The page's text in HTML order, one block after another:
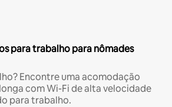
para trabalho para nômades
Encontre uma acomodação
com Wi-Fi de alta velocidade
para trabalho.